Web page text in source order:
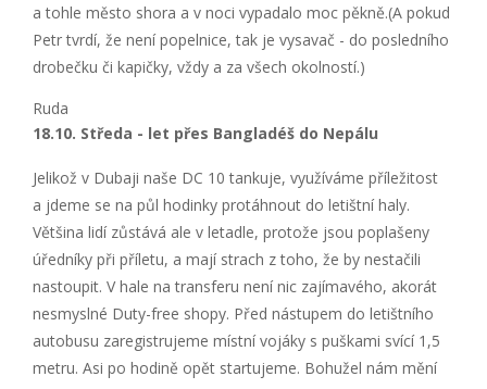
a tohle město shora a v noci vypadalo moc pěkně.(A pokud
Petr tvrdí, že není popelnice, tak je vysavač - do posledního
drobečku či kapičky, vždy a za všech okolností.)
Ruda
18.10. Středa - let přes Bangladéš do Nepálu
Jelikož v Dubaji naše DC 10 tankuje, využíváme příležitost
a jdeme se na půl hodinky protáhnout do letištní haly.
Většina lidí zůstává ale v letadle, protože jsou poplašeny
úředníky při příletu, a mají strach z toho, že by nestačili
nastoupit. V hale na transferu není nic zajímavého, akorát
nesmyslné Duty-free shopy. Před nástupem do letištního
autobusu zaregistrujeme místní vojáky s puškami svící 1,5
metru. Asi po hodině opět startujeme. Bohužel nám mění